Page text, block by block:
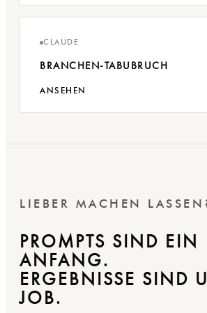
CLAUDE
BRANCHEN-TABUBRUCH
ANSEHEN
LIEBER MACHEN
PROMPTS SIND EIN
ANFANG.
ERGEBNISSE SIND
JOB.